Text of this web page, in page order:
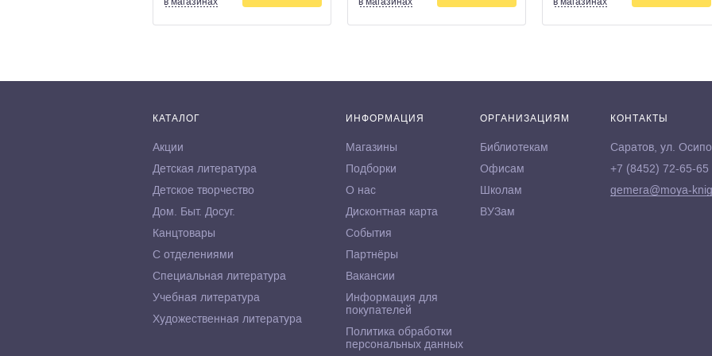
КАТАЛОГ
Акции
Детская литература
Детское творчество
Дом. Быт. Досуг.
Канцтовары
С отделениями
Специальная литература
Учебная литература
Художественная литература
ИНФОРМАЦИЯ
Магазины
Подборки
О нас
Дисконтная карта
События
Партнёры
Вакансии
Информация для
покупателей
Политика обработки
персональных данных
ОРГАНИЗАЦИЯМ
Библиотекам
Офисам
Школам
ВУЗам
КОНТАКТЫ
Саратов, ул.
+7 (8452) 72-65-65
gemera@moya-